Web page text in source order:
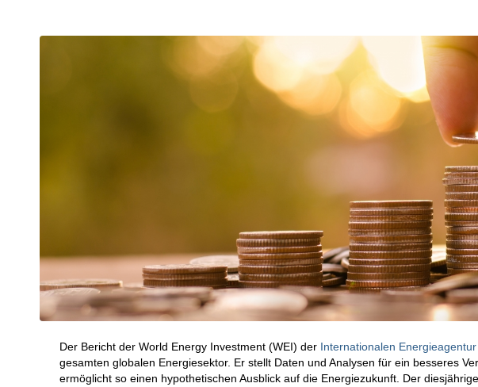
Der Bericht der World Energy Investment (WEI) der Internationalen Energieagentur
gesamten globalen Energiesektor. Er stellt Daten und Analysen für ein besseres
ermöglicht so einen hypothetischen Ausblick auf die Energiezukunft. Der